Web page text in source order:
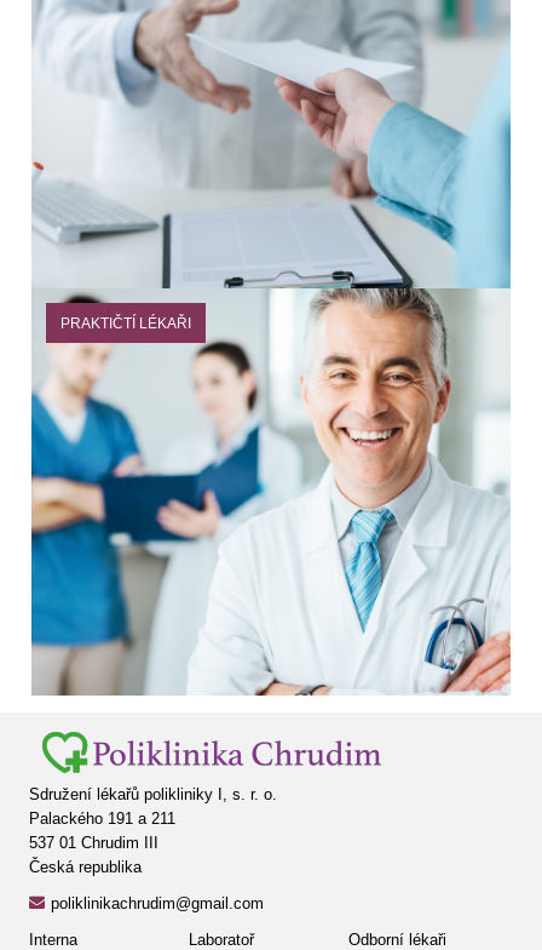
PRAKTIČTÍ LÉKAŘI
Sdružení lékařů polikliniky I, s. r. o.
Palackého 191 a 211
537 01 Chrudim III
Česká republika
poliklinikachrudim@gmail.com
Interna
Laboratoř Odborní lékaři